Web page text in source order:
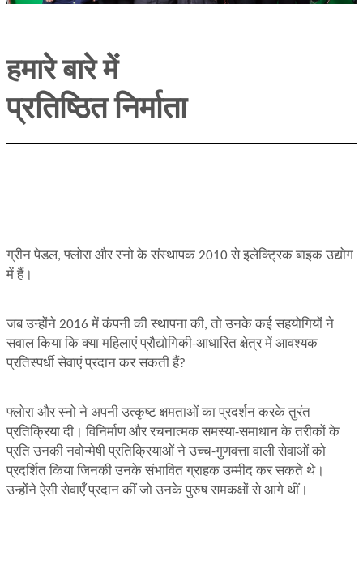
हमारे बारे में
प्रतिष्ठित निर्माता
ग्रीन पेडल, फ्लोरा और स्नो के संस्थापक 2010 से इलेक्ट्रिक बाइक उद्योग
में हैं।
जब उन्होंने 2016 में कंपनी की स्थापना की, तो उनके कई सहयोगियों ने
सवाल किया कि क्या महिलाएं प्रौद्योगिकी-आधारित क्षेत्र में आवश्यक
प्रतिस्पर्धी सेवाएं प्रदान कर सकती हैं?
फ्लोरा और स्नो ने अपनी उत्कृष्ट क्षमताओं का प्रदर्शन करके तुरंत
प्रतिक्रिया दी। विनिर्माण और रचनात्मक समस्या-समाधान के तरीकों के
प्रति उनकी नवोन्मेषी प्रतिक्रियाओं ने उच्च-गुणवत्ता वाली सेवाओं को
प्रदर्शित किया जिनकी उनके संभावित ग्राहक उम्मीद कर सकते थे।
उन्होंने ऐसी सेवाएँ प्रदान कीं जो उनके पुरुष समकक्षों से आगे थीं।